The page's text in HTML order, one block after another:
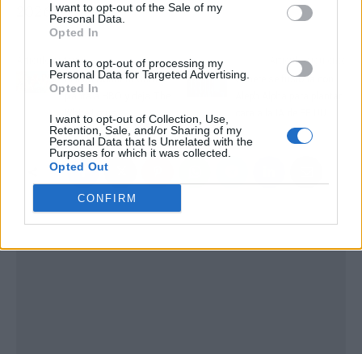
I want to opt-out of the Sale of my
Personal Data.
Opted In
I want to opt-out of processing my
Personal Data for Targeted Advertising.
Opted In
I want to opt-out of Collection, Use,
Retention, Sale, and/or Sharing of my
Personal Data that Is Unrelated with the
Purposes for which it was collected.
Opted Out
CONFIRM
2026.
Artículo anterior
Helena Bonham Carter
planta a HBO y deja The
White Lotus
Artículo siguiente
Cohere se fusiona con